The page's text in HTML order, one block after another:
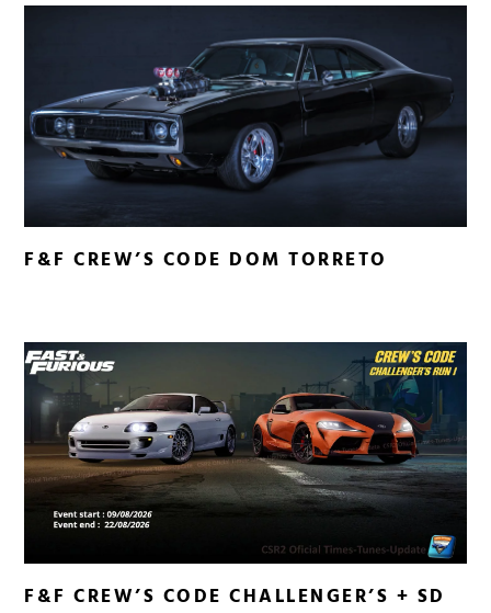
F&F CREW’S CODE DOM TORRETO
F&F CREW’S CODE CHALLENGER’S + SD